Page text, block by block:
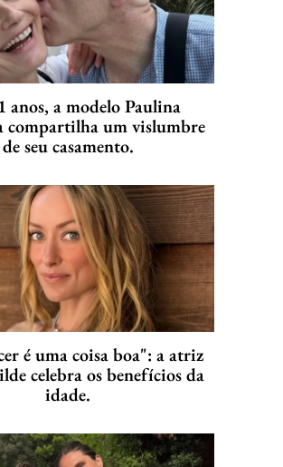
anos, a modelo Paulina
compartilha um vislumbre
de seu casamento.
é uma coisa boa": a atriz
celebra os benefícios da
idade.